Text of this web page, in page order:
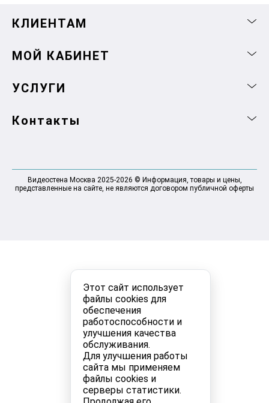
Этот сайт использует
файлы cookies для
обеспечения
работоспособности и
улучшения качества
обслуживания.
Для улучшения работы
сайта мы применяем
файлы cookies и
серверы статистики.
КЛИЕНТАМ
МОЙ КАБИНЕТ
УСЛУГИ
Контакты
Видеостена Москва 2025-2026 © Информация, товары и цены,
представленные на сайте, не являются договором публичной оферты